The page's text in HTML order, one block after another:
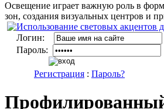
Освещение играет важную роль в
зон, создания визуальных центров и
Логин:
Пароль:
Регистрация : Пароль?